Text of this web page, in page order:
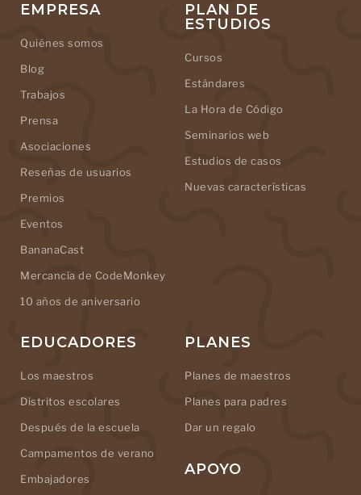
EMPRESA
Quiénes somos
Blog
Trabajos
Prensa
Asociaciones
Reseñas de usuarios
Premios
Eventos
BananaCast
Mercancía de CodeMonkey
10 años de aniversario
PLAN DE
ESTUDIOS
Cursos
Estándares
La Hora de Código
Seminarios web
Estudios de casos
Nuevas características
EDUCADORES
Los maestros
Distritos escolares
Después de la escuela
Campamentos de verano
Embajadores
PLANES
Planes de maestros
Planes para padres
Dar un regalo
APOYO